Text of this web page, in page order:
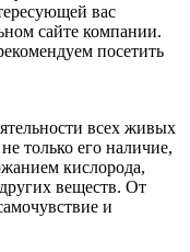
вас
сайте компании.
посетить
всех живых
только его наличие,
кислорода,
веществ. От
и